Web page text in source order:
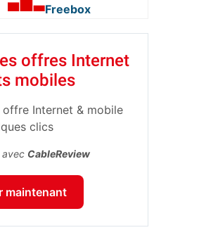
Freebox
offres Internet
mobiles
Internet & mobile
clics
avec CableReview
maintenant